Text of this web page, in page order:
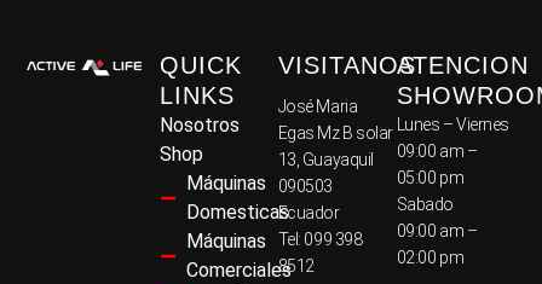
QUICK
LINKS
Nosotros
Shop
Máquinas
Domesticas
Máquinas
Comerciales
VISITANOS
José Maria
Egas Mz B solar
13, Guayaquil
090503
Ecuador
Tel: 099 398
8512
ATENCION
Lunes – Viernes
09:00 am –
05:00 pm
Sabado
09:00 am –
02:00 pm